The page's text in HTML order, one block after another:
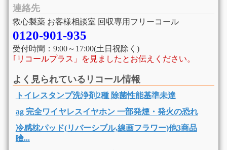
連絡先
救心製薬 お客様相談室 回収専用フリーコール
0120-901-935
受付時間：9:00～17:00(土日祝除く)
｢リコールプラス」を見ましたとお伝えください。
よく見られているリコール情報
トイレスタンプ洗浄剤2種 除菌性能基準未達
ag 完全ワイヤレスイヤホン 一部発煙・発火の恐れ
冷感枕パッド(リバーシブル,線画フラワー)他3商品
瞼...